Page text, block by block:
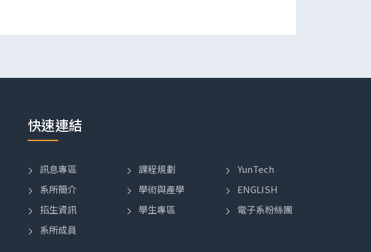
快速連結
訊息專區
系所簡介
招生資訊
系所成員
課程規劃
學術與產學
學生專區
YunTech
ENGLISH
電子系粉絲團